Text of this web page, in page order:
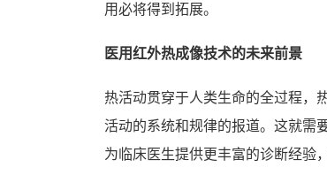
用必将得到拓展。
医用红外热成像技术的未来前景
热活动贯穿于人类生命的全过程，
活动的系统和规律的报道。这就需
为临床医生提供更丰富的诊断经验